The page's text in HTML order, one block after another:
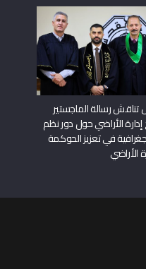
رسالة الماجستير
إدارة الأراضي حول دور نظم
في تعزيز الحوكمة
الأراضي